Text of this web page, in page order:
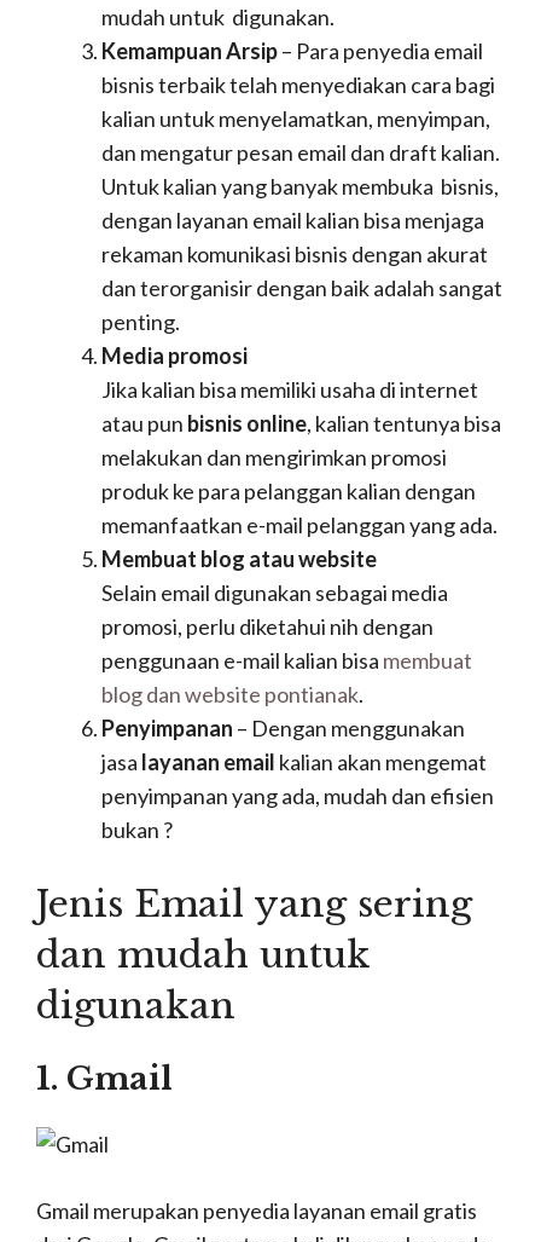
mudah untuk digunakan.
Kemampuan Arsip– Para penyedia email
bisnis terbaik telah menyediakan cara bagi
kalian untuk menyelamatkan, menyimpan,
dan mengatur pesan email dan draft kalian.
Untuk kalian yang banyak membuka bisnis,
dengan layanan email kalian bisa menjaga
rekaman komunikasi bisnis dengan akurat
dan terorganisir dengan baik adalah sangat
penting.
Media promosi
Jika kalian bisa memiliki usaha di internet
atau pun bisnis online, kalian tentunya bisa
melakukan dan mengirimkan promosi
produk ke para pelanggan kalian dengan
memanfaatkan e-mail pelanggan yang ada.
Membuat blog atau website
Selain email digunakan sebagai media
promosi, perlu diketahui nih dengan
penggunaan e-mail kalian bisa membuat
blog dan website pontianak.
Penyimpanan – Dengan menggunakan
jasa layanan email kalian akan mengemat
penyimpanan yang ada, mudah dan efisien
bukan ?
Jenis Email yang sering
dan mudah untuk
digunakan
1. Gmail
Gmail merupakan penyedia layanan email gratis